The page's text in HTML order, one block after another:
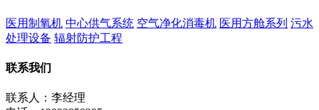
医用制氧机 中心供气系统 空气净化消毒机 医用方舱系列 污水
处理设备 辐射防护工程
联系我们
联系人：李经理